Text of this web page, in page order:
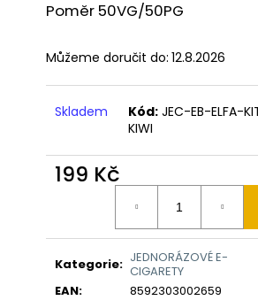
Poměr 50VG/50PG
Můžeme doručit do: 12.8.2026
Skladem Kód: JEC-EB-ELFA-
KIWI
199 Kč
Kategorie: JEDNORÁZOVÉ E-
CIGARETY
EAN: 8592303002659